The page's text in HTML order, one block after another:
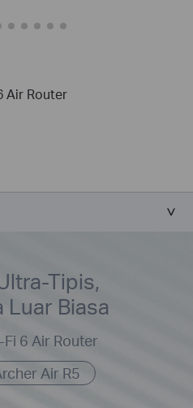
Air Router
Tipis,
Luar Biasa
6 Air Router
Air R5